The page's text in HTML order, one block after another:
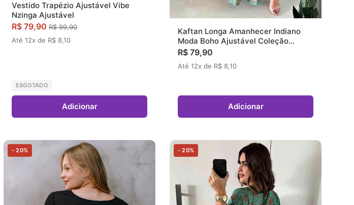
Vestido Trapézio Ajustável Vibe
Nzinga Ajustável
R$ 79,90 R$ 99,90
Até 12x de R$ 8,10
ESGOTADO
Adicionar
Kaftan Longa Amanhecer Indiano
Moda Boho Ajustável Coleção
Premium 9755
R$ 79,90
Até 12x de R$ 8,10
Adicionar
- 20% - 20%